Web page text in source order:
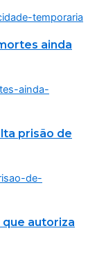
ainda
prisão de
autoriza